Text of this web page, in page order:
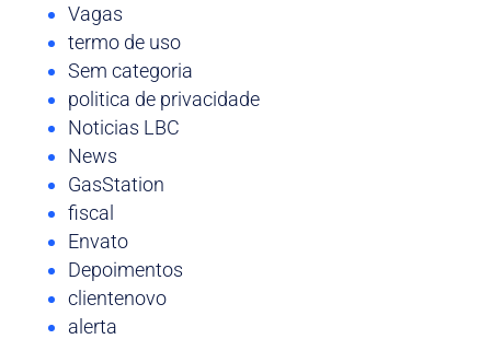
Vagas
termo de uso
Sem categoria
politica de privacidade
Noticias LBC
News
GasStation
fiscal
Envato
Depoimentos
clientenovo
alerta